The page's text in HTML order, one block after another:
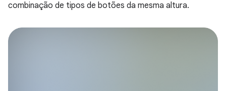
combinação de tipos de botões da mesma altura.